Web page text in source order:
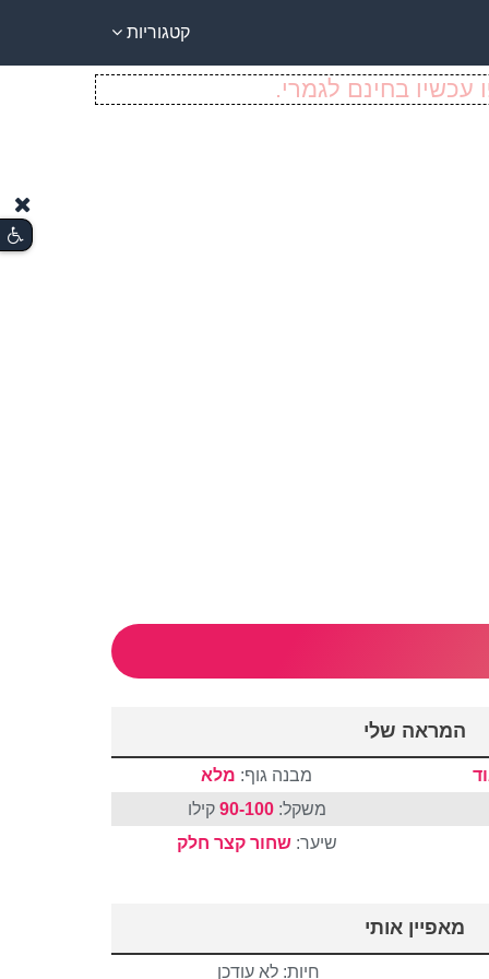
קטגוריות
בחינם לגמרי.
המראה שלי
מבנה גוף: מלא
משקל:90-100 קילו
שיער:שחור קצר חלק
מאפיין אותי
חיות: לא עודכן